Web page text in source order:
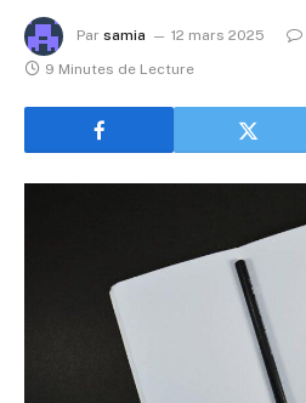
Par samia 12 mars 2025
9 Minutes de Lecture